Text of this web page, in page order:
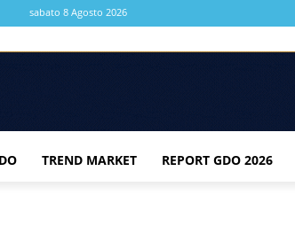
sabato 8 Agosto 2026
TREND MARKET REPORT GDO 2026